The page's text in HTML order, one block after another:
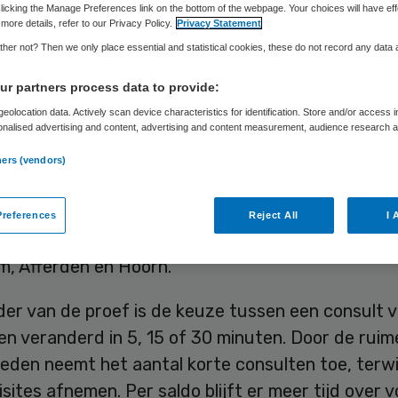
Skipr Redactie 26 december 2018,10:30 85 keer gelezen
in meer tijd bij de huisartsen loont: er is meer
en er vinden 20 procent minder onnodige
met 9 procent. Dat blijkt uit een proef van
VGZ bij 28 huisartsenpraktijken in de
Afferden en Hoorn.
van de proef is de keuze tussen een consult
veranderd in 5, 15 of 30 minuten. Door de
neemt het aantal korte consulten toe,
afnemen. Per saldo blijft er meer tijd over
the Manage Preferences link on the bottom of the webpage. Your choices will have
details, refer to our Privacy Policy. Privacy Statement
not? Then we only place essential and statistical cookies, these do not record any data
partners process data to provide:
data. Actively scan device characteristics for identification. Store and/or access
advertising and content, advertising and content measurement, audience research
(vendors)
Reject All I